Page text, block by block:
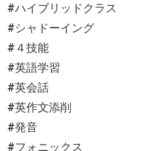
#ハイブリッドクラス
#シャドーイング
#４技能
#英語学習
#英会話
#英作文添削
#発音
#フォニックス